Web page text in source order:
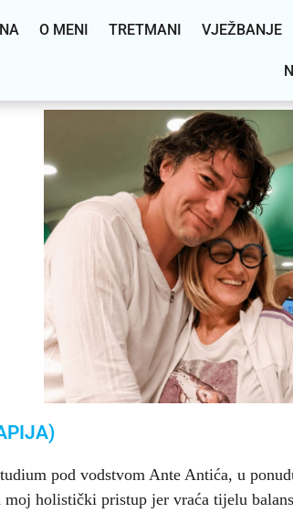
O MENI TRETMANI VJEŽBANJE
pod vodstvom Ante Antića, u
holistički pristup jer vraća tijelu